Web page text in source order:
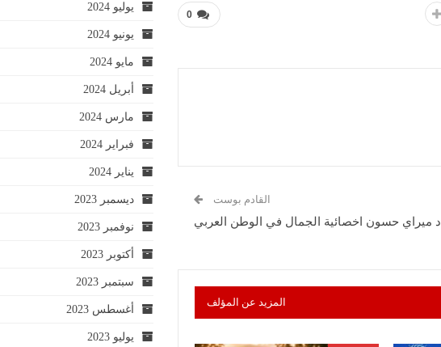
0
القادم بوست
د ميراي حسون اخصائية الجمال في الوطن العربي
المزيد عن المؤلف
يوليو 2024
يونيو 2024
مايو 2024
أبريل 2024
مارس 2024
فبراير 2024
يناير 2024
ديسمبر 2023
نوفمبر 2023
أكتوبر 2023
سبتمبر 2023
أغسطس 2023
يوليو 2023